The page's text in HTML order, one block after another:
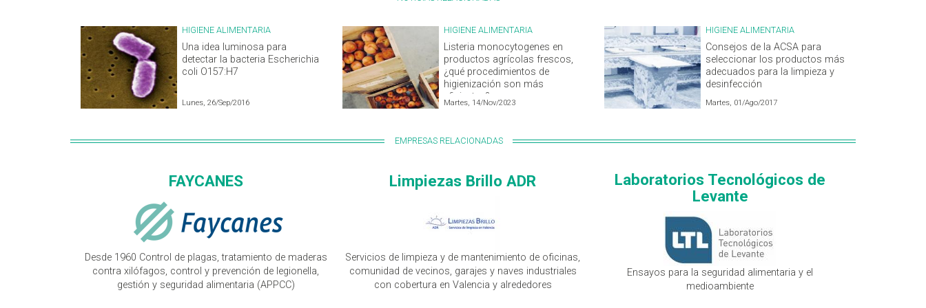
HIGIENE ALIMENTARIA
Una idea luminosa para
detectar la bacteria Escherichia
coli O157:H7
Lunes, 26/Sep/2016
HIGIENE ALIMENTARIA
Listeria monocytogenes en
productos agrícolas frescos,
¿qué procedimientos de
higienización son más
eficientes?
Martes, 14/Nov/2023
HIGIENE ALIMENTARIA
Consejos de la ACSA para
seleccionar los productos más
adecuados para la limpieza y
desinfección
Martes, 01/Ago/2017
EMPRESAS RELACIONADAS
FAYCANES
Desde 1960 Control de plagas, tratamiento de maderas
contra xilófagos, control y prevención de legionella,
gestión y seguridad alimentaria (APPCC)
Limpiezas Brillo ADR
Servicios de limpieza y de mantenimiento de oficinas,
comunidad de vecinos, garajes y naves industriales
con cobertura en Valencia y alrededores
Laboratorios Tecnológicos de
Levante
Ensayos para la seguridad alimentaria y el
medioambiente